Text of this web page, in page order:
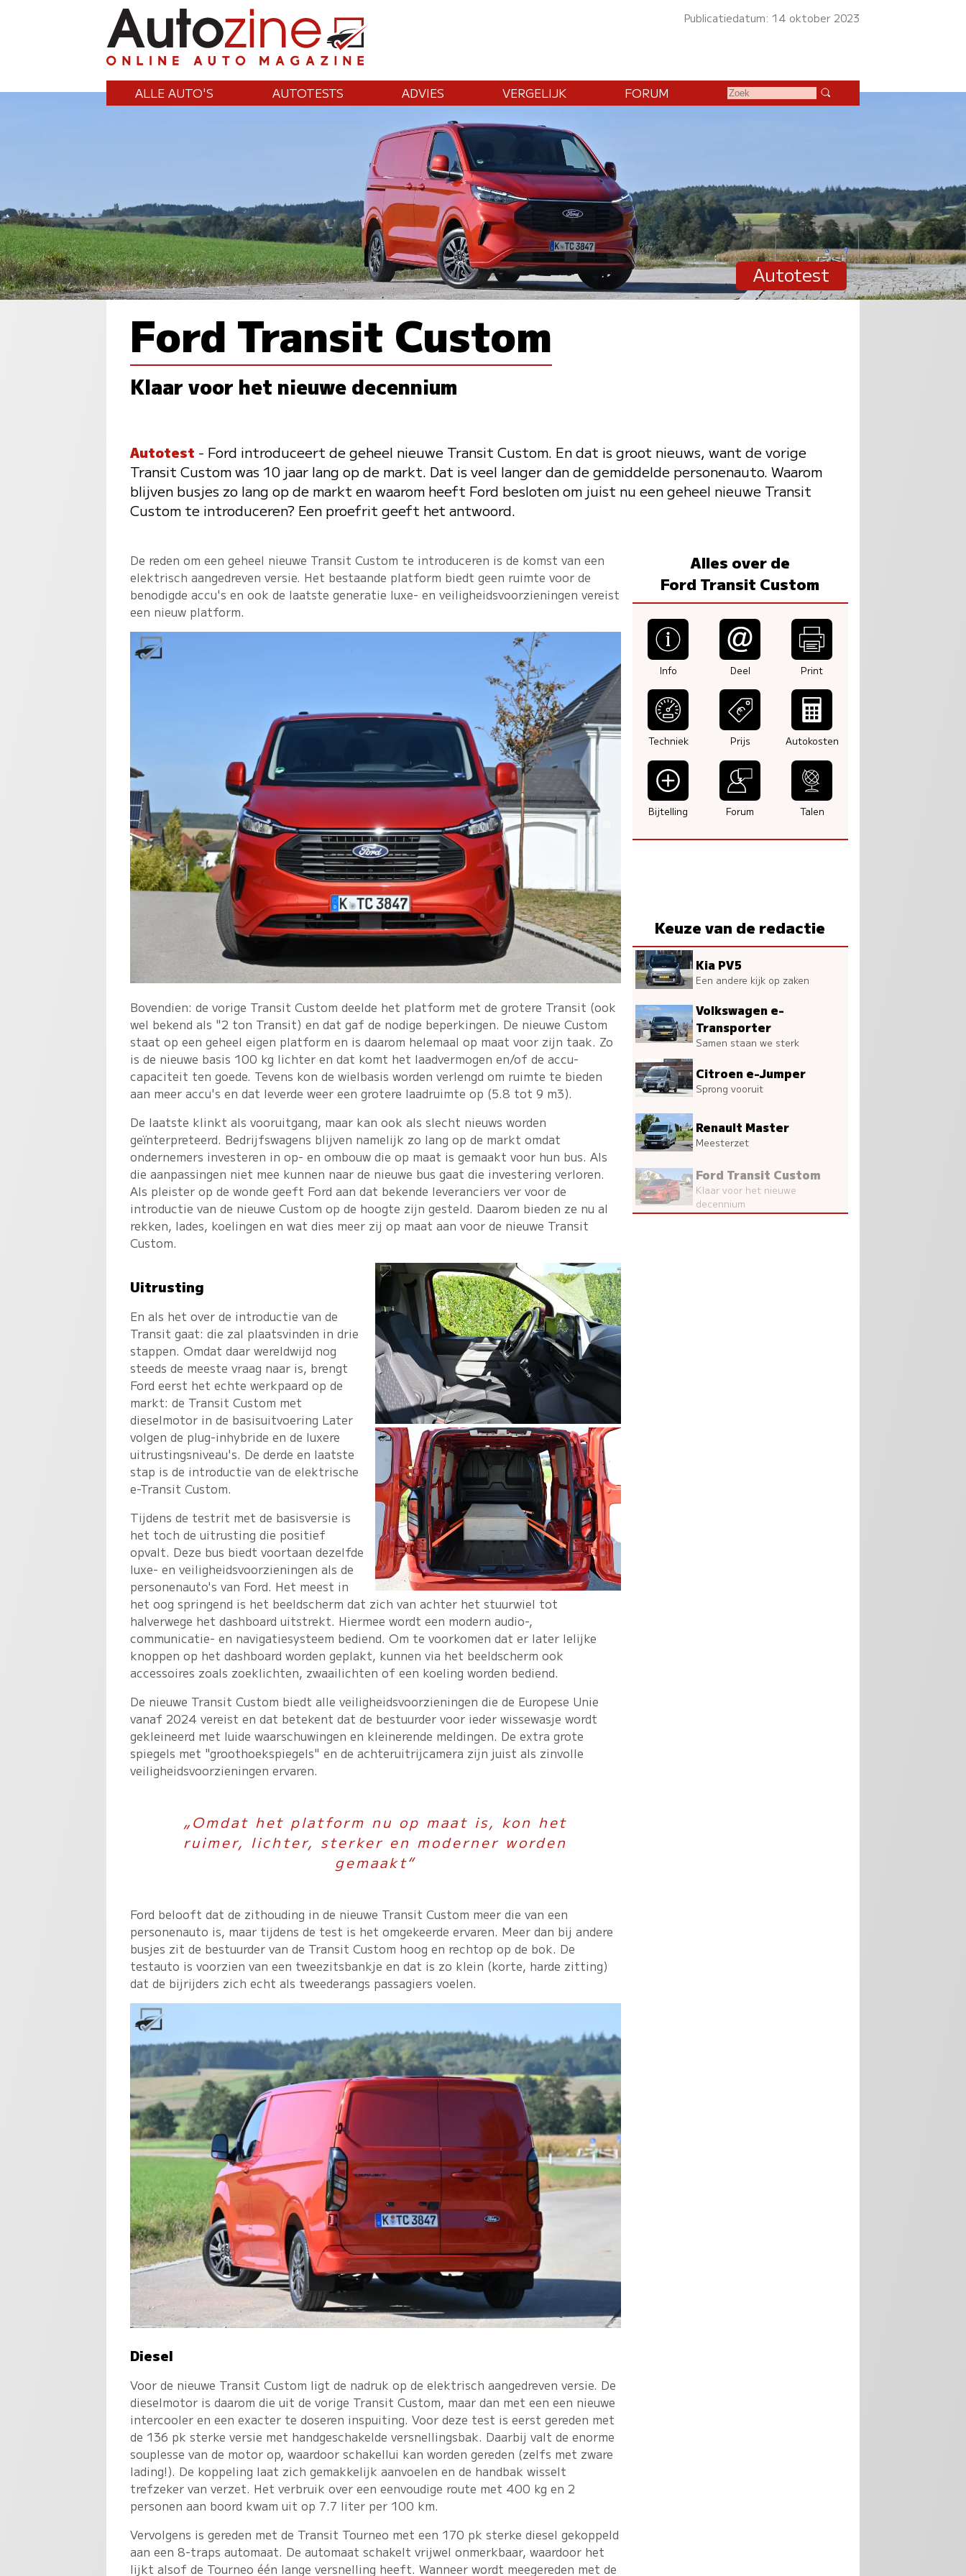
Publicatiedatum: 14 oktober 2023
ALLE AUTO'S AUTOTESTS ADVIES VERGELIJK FORUM
Autotest
Ford Transit Custom
Klaar voor het nieuwe decennium
Autotest - Ford introduceert de geheel nieuwe Transit Custom. En dat is groot nieuws, want de vorige
Transit Custom was 10 jaar lang op de markt. Dat is veel langer dan de gemiddelde personenauto. Waarom
blijven busjes zo lang op de markt en waarom heeft Ford besloten om juist nu een geheel nieuwe Transit
Custom te introduceren? Een proefrit geeft het antwoord.
De reden om een geheel nieuwe Transit Custom te introduceren is de komst van een
elektrisch aangedreven versie. Het bestaande platform biedt geen ruimte voor de
benodigde accu's en ook de laatste generatie luxe- en veiligheidsvoorzieningen vereist
een nieuw platform.
Bovendien: de vorige Transit Custom deelde het platform met de grotere Transit (ook
wel bekend als "2 ton Transit) en dat gaf de nodige beperkingen. De nieuwe Custom
staat op een geheel eigen platform en is daarom helemaal op maat voor zijn taak. Zo
is de nieuwe basis 100 kg lichter en dat komt het laadvermogen en/of de accu-
capaciteit ten goede. Tevens kon de wielbasis worden verlengd om ruimte te bieden
aan meer accu's en dat leverde weer een grotere laadruimte op (5.8 tot 9 m3).
De laatste klinkt als vooruitgang, maar kan ook als slecht nieuws worden
geïnterpreteerd. Bedrijfswagens blijven namelijk zo lang op de markt omdat
ondernemers investeren in op- en ombouw die op maat is gemaakt voor hun bus. Als
die aanpassingen niet mee kunnen naar de nieuwe bus gaat die investering verloren.
Als pleister op de wonde geeft Ford aan dat bekende leveranciers ver voor de
introductie van de nieuwe Custom op de hoogte zijn gesteld. Daarom bieden ze nu al
rekken, lades, koelingen en wat dies meer zij op maat aan voor de nieuwe Transit
Custom.
Uitrusting
En als het over de introductie van de
Transit gaat: die zal plaatsvinden in drie
stappen. Omdat daar wereldwijd nog
steeds de meeste vraag naar is, brengt
Ford eerst het echte werkpaard op de
markt: de Transit Custom met
dieselmotor in de basisuitvoering Later
volgen de plug-inhybride en de luxere
uitrustingsniveau's. De derde en laatste
stap is de introductie van de elektrische
e-Transit Custom.
Tijdens de testrit met de basisversie is
het toch de uitrusting die positief
opvalt. Deze bus biedt voortaan dezelfde
luxe- en veiligheidsvoorzieningen als de
personenauto's van Ford. Het meest in
het oog springend is het beeldscherm dat zich van achter het stuurwiel tot
halverwege het dashboard uitstrekt. Hiermee wordt een modern audio-,
communicatie- en navigatiesysteem bediend. Om te voorkomen dat er later lelijke
knoppen op het dashboard worden geplakt, kunnen via het beeldscherm ook
accessoires zoals zoeklichten, zwaailichten of een koeling worden bediend.
De nieuwe Transit Custom biedt alle veiligheidsvoorzieningen die de Europese Unie
vanaf 2024 vereist en dat betekent dat de bestuurder voor ieder wissewasje wordt
gekleineerd met luide waarschuwingen en kleinerende meldingen. De extra grote
spiegels met "groothoekspiegels" en de achteruitrijcamera zijn juist als zinvolle
veiligheidsvoorzieningen ervaren.
„Omdat het platform nu op maat is, kon het
ruimer, lichter, sterker en moderner worden
gemaakt“
Ford belooft dat de zithouding in de nieuwe Transit Custom meer die van een
personenauto is, maar tijdens de test is het omgekeerde ervaren. Meer dan bij andere
busjes zit de bestuurder van de Transit Custom hoog en rechtop op de bok. De
testauto is voorzien van een tweezitsbankje en dat is zo klein (korte, harde zitting)
dat de bijrijders zich echt als tweederangs passagiers voelen.
Diesel
Voor de nieuwe Transit Custom ligt de nadruk op de elektrisch aangedreven versie. De
dieselmotor is daarom die uit de vorige Transit Custom, maar dan met een een nieuwe
intercooler en een exacter te doseren inspuiting. Voor deze test is eerst gereden met
de 136 pk sterke versie met handgeschakelde versnellingsbak. Daarbij valt de enorme
souplesse van de motor op, waardoor schakellui kan worden gereden (zelfs met zware
lading!). De koppeling laat zich gemakkelijk aanvoelen en de handbak wisselt
trefzeker van verzet. Het verbruik over een eenvoudige route met 400 kg en 2
personen aan boord kwam uit op 7.7 liter per 100 km.
Vervolgens is gereden met de Transit Tourneo met een 170 pk sterke diesel gekoppeld
aan een 8-traps automaat. De automaat schakelt vrijwel onmerkbaar, waardoor het
lijkt alsof de Tourneo één lange versnelling heeft. Wanneer wordt meegereden met de
Alles over de
Ford Transit Custom
Info Deel Print
Techniek Prijs Autokosten
Bijtelling Forum Talen
Keuze van de redactie
Kia PV5
Een andere kijk op zaken
Volkswagen e-
Transporter
Samen staan we sterk
Citroen e-Jumper
Sprong vooruit
Renault Master
Meesterzet
Ford Transit Custom
Klaar voor het nieuwe
decennium